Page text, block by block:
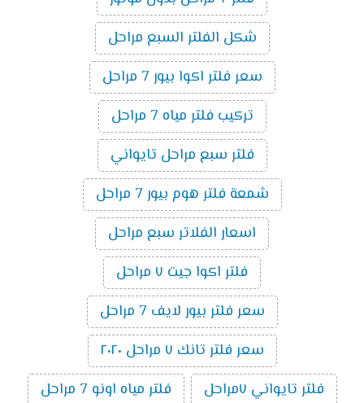
شكل الفلتر السبع مراحل
سعر فلتر اكوا بيور 7 مراحل
تركيب فلتر مياه 7 مراحل
فلتر سبع مراحل تايواني
شمعة فلتر هوم بيور 7 مراحل
اسعار الفلاتر سبع مراحل
فلتر اكوا جيت ٧ مراحل
سعر فلتر بيور لايف 7 مراحل
سعر فلتر تانك ٧ مراحل ٢٠٢٠
فلتر تايواني ٧مراحل
فلتر مياه اونو 7 مراحل